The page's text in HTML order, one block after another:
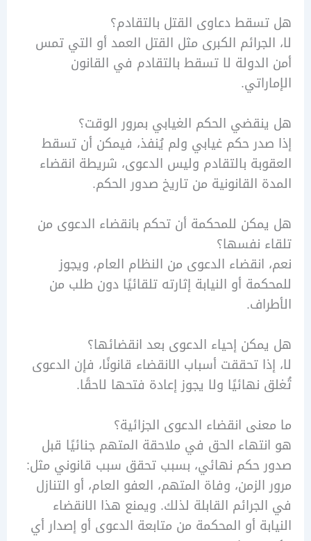
دعاوى القتل بالتقادم؟
الكبرى مثل القتل العمد أو التي تمس
لا تسقط بالتقادم في القانون
الحكم الغيابي بمرور الوقت؟
حكم غيابي ولم يُنفذ، فيمكن أن تسقط
بالتقادم وليس الدعوى، شريطة انقضاء
القانونية من تاريخ صدور الحكم.
للمحكمة أن تحكم بانقضاء الدعوى من
نفسها؟
الدعوى من النظام العام، ويجوز
أو النيابة إثارته تلقائيًا دون طلب من
إحياء الدعوى بعد انقضائها؟
تحققت أسباب الانقضاء قانونًا، فإن الدعوى
ولا يجوز إعادة فتحها لاحقًا.
انقضاء الدعوى الجزائية؟
الحق في ملاحقة المتهم جنائيًا قبل
حكم نهائي، بسبب تحقق سبب قانوني مثل:
وفاة المتهم، العفو العام، أو التنازل
القابلة لذلك. ويمنع هذا الانقضاء
أو المحكمة من متابعة الدعوى أو إصدار أي